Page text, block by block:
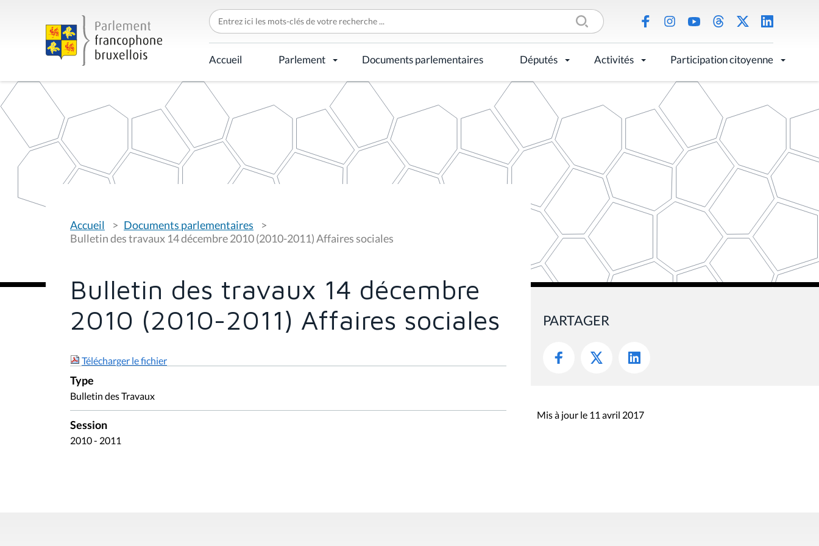
C
h
e
r
c
h
r
p
Accueil Parlement Documents parlementaires Députés Activités Participation citoyenne
o
u
s
s
Accueil
Documents parlementaires
Bulletin des travaux 14 décembre 2010 (2010-2011) Affaires sociales
Bulletin des travaux 14 décembre
2010 (2010-2011) Affaires sociales
Télécharger le fichier
Type
Bulletin des Travaux
Session
2010 - 2011
PARTAGER
Mis à jour le 11 avril 2017